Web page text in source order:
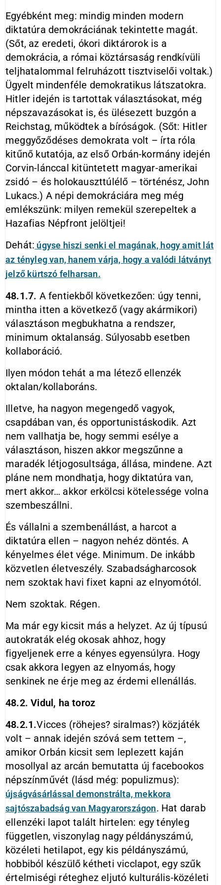
Egyébként meg: mindig minden modern
diktatúra demokráciának tekintette magát.
(Sőt, az eredeti, ókori diktárorok is a
demokrácia, a római köztársaság rendkívüli
teljhatalommal felruházott tisztviselői voltak.)
Ügyelt mindenféle demokratikus látszatokra.
Hitler idején is tartottak választásokat, még
népszavazásokat is, és ülésezett buzgón a
Reichstag, működtek a bíróságok. (Sőt: Hitler
meggyőződéses demokrata volt – írta róla
kitűnő kutatója, az első Orbán-kormány idején
Corvin-lánccal kitüntetett magyar-amerikai
zsidó – és holokauszttúlélő – történész, John
Lukacs.) A népi demokráciára meg még
emlékszünk: milyen remekül szerepeltek a
Hazafias Népfront jelöltjei!
Dehát: úgyse hiszi senki el magának, hogy amit lát
az tényleg van, hanem várja, hogy a valódi látványt
jelző kürtszó felharsan.
48.1.7. A fentiekből következően: úgy tenni,
mintha itten a következő (vagy akármikori)
választáson megbukhatna a rendszer,
minimum oktalanság. Súlyosabb esetben
kollaboráció.
Ilyen módon tehát a ma létező ellenzék
oktalan/kollaboráns.
Illetve, ha nagyon megengedő vagyok,
csapdában van, és opportunistáskodik. Azt
nem vallhatja be, hogy semmi esélye a
választáson, hiszen akkor megszűnne a
maradék létjogosultsága, állása, mindene. Azt
pláne nem mondhatja, hogy diktatúra van,
mert akkor… akkor erkölcsi kötelessége volna
szembeszállni.
És vállalni a szembenállást, a harcot a
diktatúra ellen – nagyon nehéz döntés. A
kényelmes élet vége. Minimum. De inkább
közvetlen életveszély. Szabadságharcosok
nem szoktak havi fixet kapni az elnyomótól.
Nem szoktak. Régen.
Ma már egy kicsit más a helyzet. Az új típusú
autokraták elég okosak ahhoz, hogy
figyeljenek erre a kényes egyensúlyra. Hogy
csak akkora legyen az elnyomás, hogy
senkinek ne érje meg az érdemi ellenállás.
48.2. Vidul, ha toroz
48.2.1.Vicces (röhejes? siralmas?) közjáték
volt – annak idején szóvá sem tettem –,
amikor Orbán kicsit sem leplezett kaján
mosollyal az arcán bemutatta új facebookos
népszínművét (lásd még: populizmus):
újságvásárlással demonstrálta, mekkora
sajtószabadság van Magyarországon. Hat darab
ellenzéki lapot talált hirtelen: egy tényleg
független, viszonylag nagy példányszámú,
közéleti hetilapot, egy kis példányszámú,
hobbiból készülő kétheti vicclapot, egy szűk
értelmiségi réteghez eljutó kulturális-közéleti